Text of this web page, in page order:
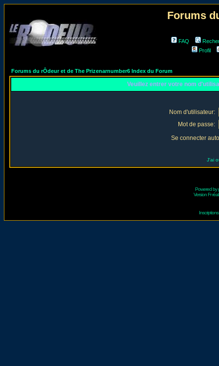
Forums
FAQ
Profil
Forums du rÔdeur et de The Prizenarnumber6 Index du Forum
Veuillez entrer votre nom
Nom d'utilisateur:
Mot de passe:
Se connecter
J'ai
Powered by
Version Fr